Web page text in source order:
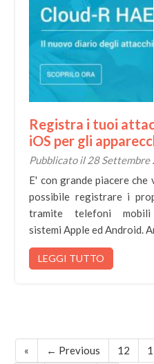
Registra i tuoi
iOS per gli
Pubblicato il 28 Settembre
E' con grande piacere
possibile registrare i
tramite telefoni
sistemi Apple ed Android.
LEGGI TUTTO
« ← Previous 12